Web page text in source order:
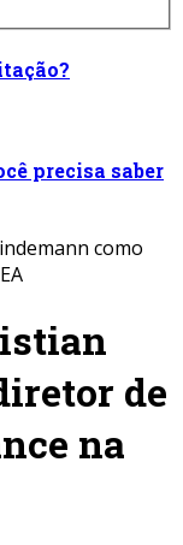
precisa saber
como
de
na